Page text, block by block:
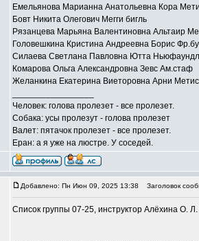
Емельянова Марианна Анатольевна Кора
Бовт Никита Олегович Мегги бигль
Рязанцева Марьяна Валентиновна Альтаир
Головешкина Кристина Андреевна Борис
Силаева Светлана Павловна Ютта
Комарова Ольга Александровна Зевс Ам.стаф
Желанкина Екатерина Виеторовна Арни Метис
Человек: голова пролезет - все пролезет.
Собака: усы пролезут - голова пролезет
Валет: пятачок пролезет - все пролезет.
Еран: а я уже на люстре. У соседей.
Добавлено: Пн Июн 09, 2025 13:38 Заголовок
Список группы 07-25, инструктор Алёхина О. Л.